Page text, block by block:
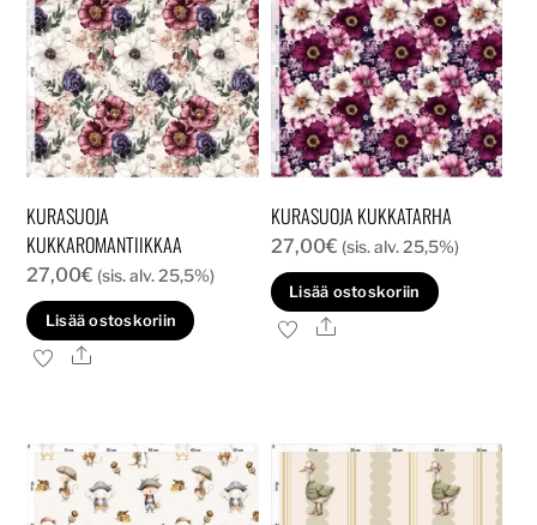
KURASUOJA
KUKKAROMANTIIKKAA
27,00€ (sis. alv. 25,5%)
Lisää ostoskoriin
Ale
KURASUOJA KUKKATARHA
27,00€ (sis. alv. 25,5%)
Lisää ostoskoriin
Ale